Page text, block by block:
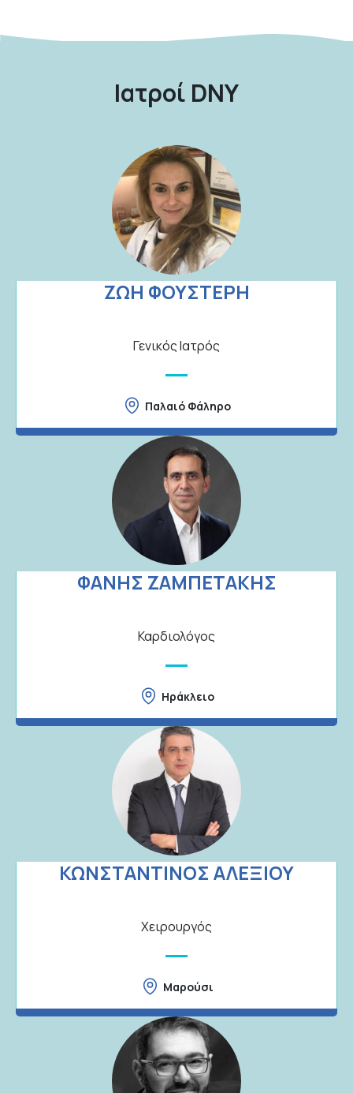
Ιατροί DNY
ΖΩΗ ΦΟΥΣΤΕΡΗ
Γενικός Ιατρός
Παλαιό Φάληρο
ΦΑΝΗΣ ΖΑΜΠΕΤΑΚΗΣ
Καρδιολόγος
Ηράκλειο
ΚΩΝΣΤΑΝΤΙΝΟΣ ΑΛΕΞΙΟΥ
Χειρουργός
Μαρούσι